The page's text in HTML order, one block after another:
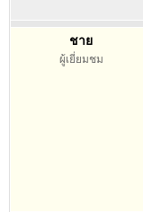
ชาย
ผู้เยี่ยมชม